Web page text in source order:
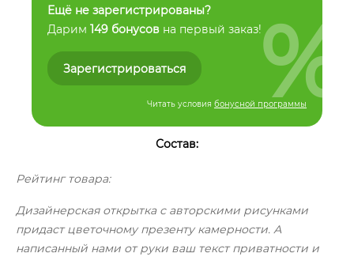
Ещё не зарегистрированы?
Дарим 149 бонусов на первый заказ!
Зарегистрироваться
Читать условия бонусной программы
%
Состав:
Рейтинг товара:
Дизайнерская открытка с авторскими рисунками
придаст цветочному презенту камерности. А
написанный нами от руки ваш текст приватности и